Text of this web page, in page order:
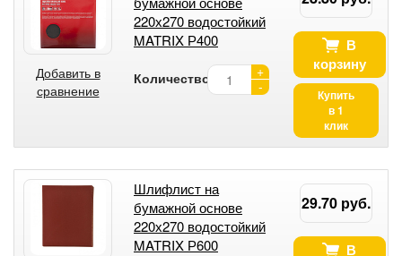
Добавить в
сравнение
220х270 водостойкий
MATRIX Р400
Количество:
+
-
В
корзину
Купить
в 1
клик
Шлифлист на
бумажной основе
220х270 водостойкий
MATRIX Р600
29.70 руб.
В